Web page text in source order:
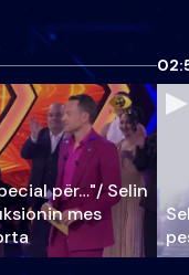
për…"/ Selin
mes